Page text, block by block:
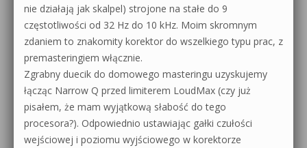
Kontakt 5 Kompendium
Pakiety
Polityka prywatności
Regulamin
Działanie sklepu internetowego
Wyszukiwanie
nie działają jak skalpel) strojone na stałe do 9
częstotliwości od 32 Hz do 10 kHz. Moim skromnym
zdaniem to znakomity korektor do wszelkiego typu prac, z
premasteringiem włącznie.
Zgrabny duecik do domowego masteringu uzyskujemy
łącząc Narrow Q przed limiterem LoudMax (czy już
pisałem, że mam wyjątkową słabość do tego
procesora?). Odpowiednio ustawiając gałki czułości
wejściowej i poziomu wyjściowego w korektorze